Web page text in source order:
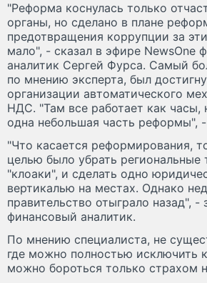
"Реформа коснулась только
органы, но сделано в плане
предотвращения коррупции за
мало", - сказал в эфире NewsOne
аналитик Сергей Фурса. Самый
по мнению эксперта, был
организации автоматического
НДС. "Там все работает как часы,
одна небольшая часть реформы", -
"Что касается реформирования,
целью было убрать
"клоаки", и сделать одно
вертикалью на местах. Однако
правительство отыграло назад", -
финансовый аналитик.
По мнению специалиста, не
где можно полностью исключить
можно бороться только страхом